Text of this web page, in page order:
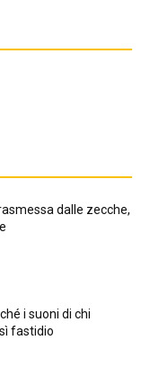
dalle zecche,
i suoni di chi
fastidio